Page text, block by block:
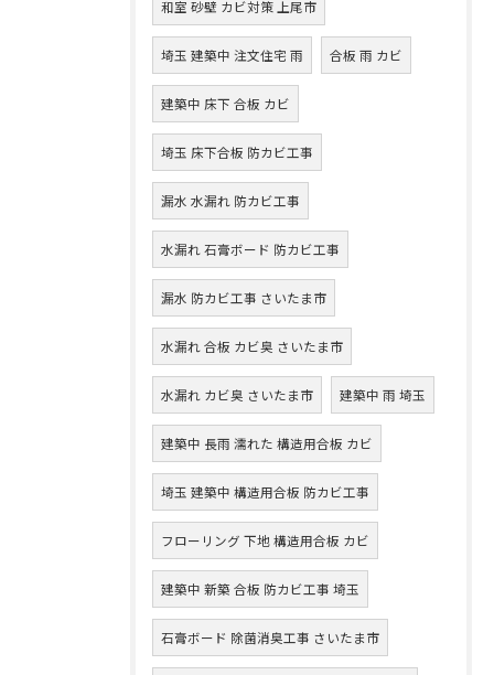
和室 砂壁 カビ対策 上尾市
埼玉 建築中 注文住宅 雨 合板 雨 カビ
建築中 床下 合板 カビ
埼玉 床下合板 防カビ工事
漏水 水漏れ 防カビ工事
水漏れ 石膏ボード 防カビ工事
漏水 防カビ工事 さいたま市
水漏れ 合板 カビ臭 さいたま市
水漏れ カビ臭 さいたま市 建築中 雨 埼玉
建築中 長雨 濡れた 構造用合板 カビ
埼玉 建築中 構造用合板 防カビ工事
フローリング 下地 構造用合板 カビ
建築中 新築 合板 防カビ工事 埼玉
石膏ボード 除菌消臭工事 さいたま市